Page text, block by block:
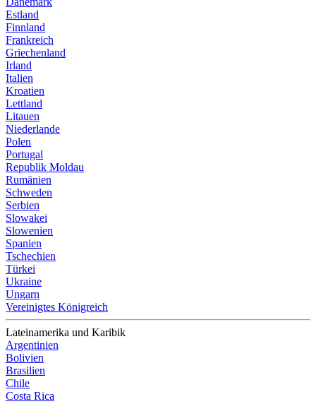
Estland
Finnland
Frankreich
Griechenland
Irland
Italien
Kroatien
Lettland
Litauen
Niederlande
Polen
Portugal
Republik Moldau
Rumänien
Schweden
Serbien
Slowakei
Slowenien
Spanien
Tschechien
Türkei
Ukraine
Ungarn
Vereinigtes Königreich
Lateinamerika und Karibik
Argentinien
Bolivien
Brasilien
Chile
Costa Rica